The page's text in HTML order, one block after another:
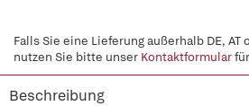
Falls Sie eine Lieferung außerhalb DE, AT
nutzen Sie bitte unser Kontaktformular
Beschreibung